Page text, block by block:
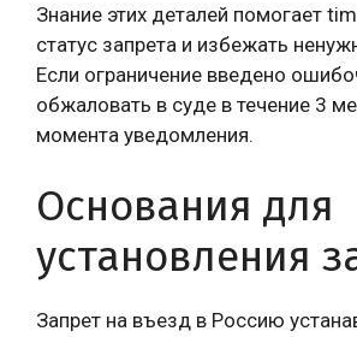
Знание этих деталей помогает
статус запрета и избежать
Если ограничение введено
обжаловать в суде в течение 3
момента уведомления.
Основания для
установления
Запрет на въезд в Россию